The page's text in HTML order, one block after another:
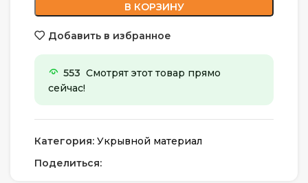
В КОРЗИНУ
Добавить в избранное
553 Смотрят этот товар прямо
сейчас!
Категория: Укрывной материал
Поделиться: